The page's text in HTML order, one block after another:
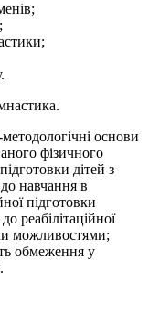
основи
фізичного
дітей з
навчання в
підготовки
реабілітаційної
можливостями;
обмеження у